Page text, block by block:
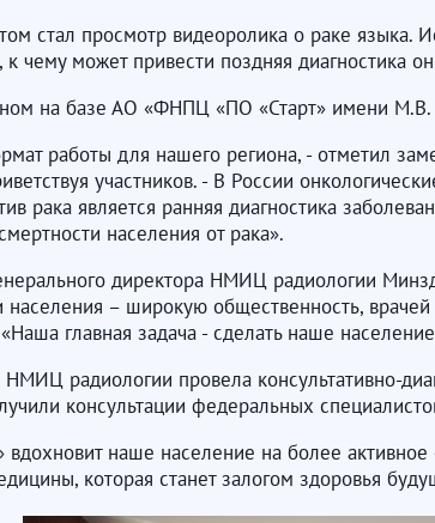
стал просмотр видеоролика о раке языка.
чему может привести поздняя диагностика
на базе АО «ФНПЦ «ПО «Старт» имени М.В.
работы для нашего региона, - отметил
участников. - В России
рака является ранняя диагностика
населения от рака».
директора НМИЦ радиологии
населения – широкую общественность,
главная задача - сделать наше
радиологии провела консультативно-
консультации федеральных
вдохновит наше население на более
которая станет залогом здоровья